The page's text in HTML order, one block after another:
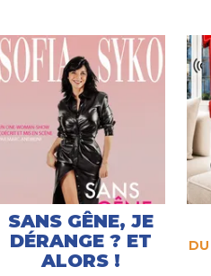
SANS GÊNE, JE
DÉRANGE ? ET
ALORS !